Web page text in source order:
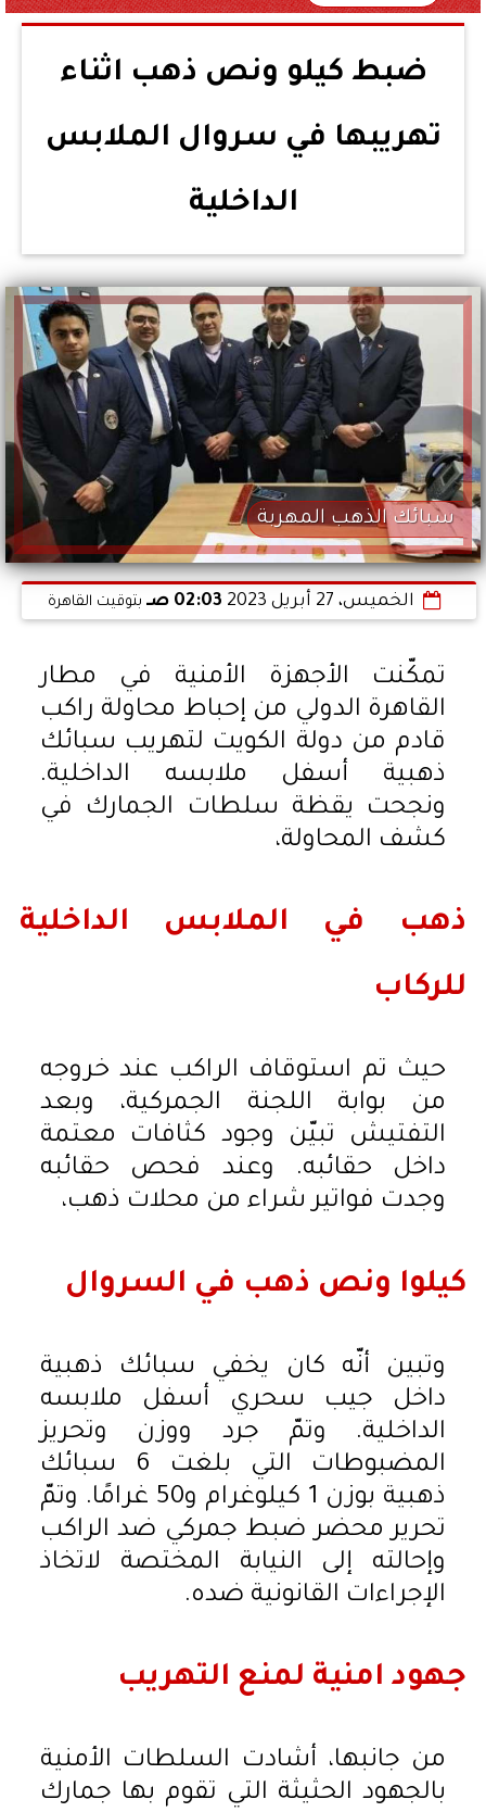
ضبط كيلو ونص ذهب اثناء
تهريبها في سروال الملابس
الداخلية
سبائك الذهب المهربة
الخميس، 27 أبريل 2023 02:03 صـ بتوقيت القاهرة
تمكّنت الأجهزة الأمنية في مطار
القاهرة الدولي من إحباط محاولة راكب
قادم من دولة الكويت لتهريب سبائك
ذهبية أسفل ملابسه الداخلية.
ونجحت يقظة سلطات الجمارك في
كشف المحاولة،
ذهب في الملابس الداخلية
للركاب
حيث تم استوقاف الراكب عند خروجه
من بوابة اللجنة الجمركية، وبعد
التفتيش تبيّن وجود كثافات معتمة
داخل حقائبه. وعند فحص حقائبه
وجدت فواتير شراء من محلات ذهب،
كيلوا ونص ذهب في السروال
وتبين أنّه كان يخفي سبائك ذهبية
داخل جيب سحري أسفل ملابسه
الداخلية. وتمّ جرد ووزن وتحريز
المضبوطات التي بلغت 6 سبائك
ذهبية بوزن 1 كيلوغرام و50 غرامًا. وتمّ
تحرير محضر ضبط جمركي ضد الراكب
وإحالته إلى النيابة المختصة لاتخاذ
الإجراءات القانونية ضده.
جهود امنية لمنع التهريب
من جانبها، أشادت السلطات الأمنية
بالجهود الحثيثة التي تقوم بها جمارك